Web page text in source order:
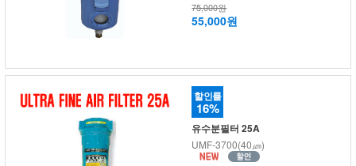
75,000원
55,000원
할인률
16%
유수분필터 25A
UMF-3700(40㎛)